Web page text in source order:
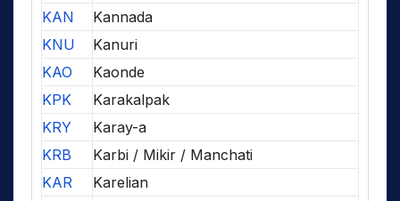
KAN
Kannada
KNU
Kanuri
KAO
Kaonde
KPK
Karakalpak
KRY
Karay-a
KRB
Karbi / Mikir / Manchati
KAR
Karelian